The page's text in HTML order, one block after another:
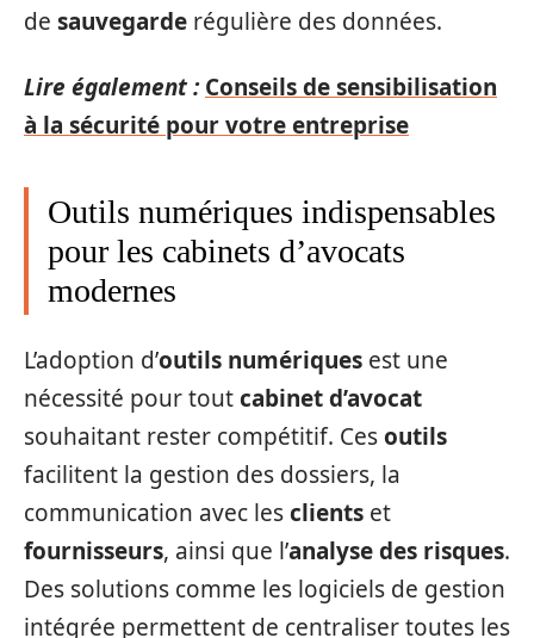
de sauvegarde régulière des données.
Lire également : Conseils de sensibilisation
à la sécurité pour votre entreprise
Outils numériques indispensables
pour les cabinets d’avocats
modernes
L’adoption d’outils numériques est une
nécessité pour toutcabinet d’avocat
souhaitant rester compétitif. Cesoutils
facilitent la gestion des dossiers, la
communication avec lesclients et
fournisseurs, ainsi que l’analyse des risques.
Des solutions comme les logiciels de gestion
intégrée permettent de centraliser toutes les